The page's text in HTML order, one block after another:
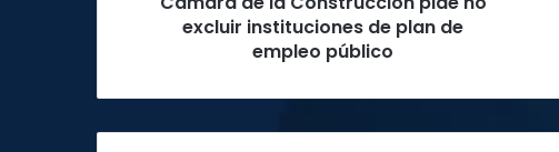
excluir instituciones de plan de
empleo público